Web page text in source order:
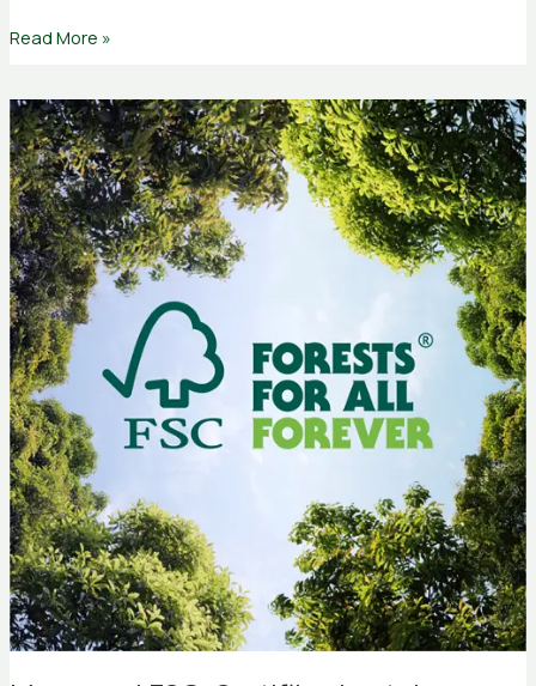
Read More »
Mengenal
FSC:
Sertifikasi
untuk
Keberlanjutan
Hutan
Dunia